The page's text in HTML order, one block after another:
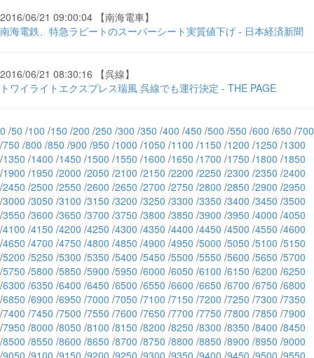
2016/06/21 09:00:04 【南海電車】
南海電鉄、特急ラピートのスーパーシート実質値下げ - 日本経済新聞
2016/06/21 08:30:16 【呉線】
トワイライトエクスプレス瑞風 呉線でも運行決定 - THE PAGE
0 /50 /100 /150 /200 /250 /300 /350 /400 /450 /500 /550 /600 /650 /700
/750 /800 /850 /900 /950 /1000 /1050 /1100 /1150 /1200 /1250 /1300
/1350 /1400 /1450 /1500 /1550 /1600 /1650 /1700 /1750 /1800 /1850
/1900 /1950 /2000 /2050 /2100 /2150 /2200 /2250 /2300 /2350 /2400
/2450 /2500 /2550 /2600 /2650 /2700 /2750 /2800 /2850 /2900 /2950
/3000 /3050 /3100 /3150 /3200 /3250 /3300 /3350 /3400 /3450 /3500
/3550 /3600 /3650 /3700 /3750 /3800 /3850 /3900 /3950 /4000 /4050
/4100 /4150 /4200 /4250 /4300 /4350 /4400 /4450 /4500 /4550 /4600
/4650 /4700 /4750 /4800 /4850 /4900 /4950 /5000 /5050 /5100 /5150
/5200 /5250 /5300 /5350 /5400 /5450 /5500 /5550 /5600 /5650 /5700
/5750 /5800 /5850 /5900 /5950 /6000 /6050 /6100 /6150 /6200 /6250
/6300 /6350 /6400 /6450 /6500 /6550 /6600 /6650 /6700 /6750 /6800
/6850 /6900 /6950 /7000 /7050 /7100 /7150 /7200 /7250 /7300 /7350
/7400 /7450 /7500 /7550 /7600 /7650 /7700 /7750 /7800 /7850 /7900
/7950 /8000 /8050 /8100 /8150 /8200 /8250 /8300 /8350 /8400 /8450
/8500 /8550 /8600 /8650 /8700 /8750 /8800 /8850 /8900 /8950 /9000
/9050 /9100 /9150 /9200 /9250 /9300 /9350 /9400 /9450 /9500 /9550